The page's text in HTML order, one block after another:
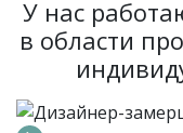
У нас
в области